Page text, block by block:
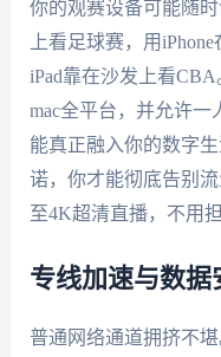
你的观赛设备可能随
上看足球赛，用
iPad靠在沙发上看CBA
mac全平台，并允许
能真正融入你的数字
诺，你才能彻底告别
至4K超清直播，不用
专线加速与数据
普通网络通道拥挤不